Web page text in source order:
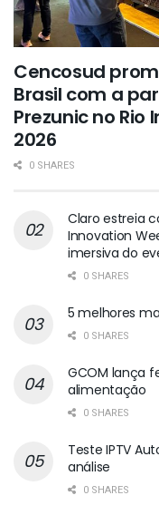
Cencosud
Brasil com a
Prezunic no Rio
2026
0 SHARES
Claro estreia
Innovation
imersiva do
0 SHARES
5 melhores
0 SHARES
GCOM lança
alimentação
0 SHARES
Teste IPTV
análise
0 SHARES